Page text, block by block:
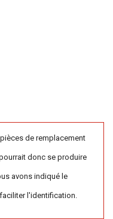
de remplacement
donc se produire
avons indiqué le
l'identification.